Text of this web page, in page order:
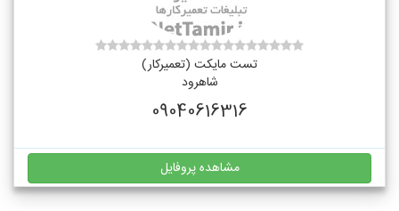
تست مایکت (تعمیرکار)
شاهرود
09040616316
مشاهده پروفایل